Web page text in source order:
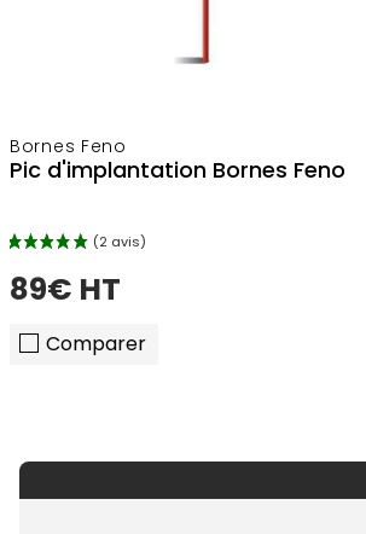
Bornes Feno
Pic d'implantation Bornes Feno
89€ HT
Comparer